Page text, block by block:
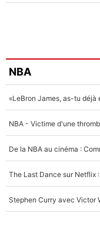
NBA